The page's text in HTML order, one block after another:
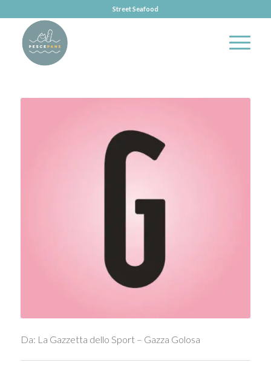
Street Seafood
Da: La Gazzetta dello Sport – Gazza Golosa